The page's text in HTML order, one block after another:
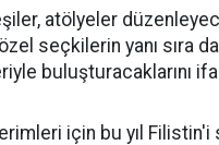
atölyeler
seçkilerin yanı sıra
buluşturacaklarını
için bu yıl